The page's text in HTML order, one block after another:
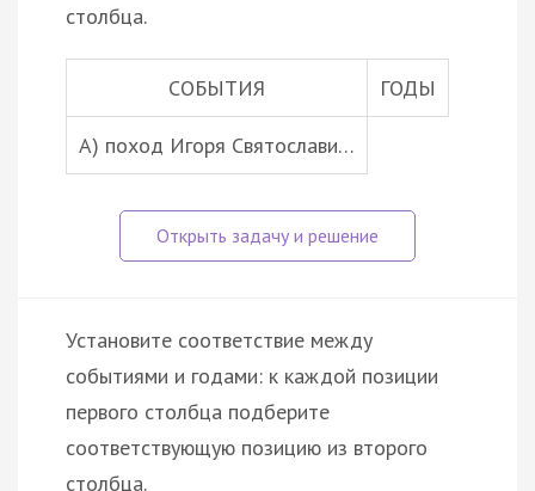
столбца.
СОБЫТИЯ ГОДЫ
А) поход Игоря Святослави…
Установите соответствие между
событиями и годами: к каждой позиции
первого столбца подберите
соответствующую позицию из второго
столбца.